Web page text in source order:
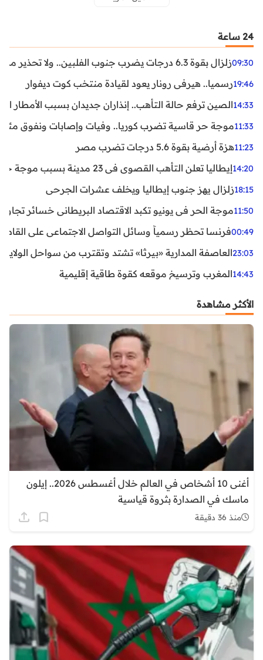
24 ساعة
09:30زلزال بقوة 6.3 درجات يضرب جنوب الفلبين.. ولا تحذير من تسونامي حتى الآن
19:46رسميا.. هيرفي رونار يعود لقيادة منتخب كوت ديفوار
14:33الصين ترفع حالة التأهب.. إنذاران جديدان بسبب الأمطار
11:33موجة حر قاسية تضرب كوريا.. وفيات وإصابات ونفوق مئات
11:23هزة أرضية بقوة 5.6 درجات تضرب مصر
14:20إيطاليا تعلن التأهب القصوى في 23 مدينة بسبب موجة حر شديدة
18:15زلزال يهز جنوب إيطاليا ويخلف عشرات الجرحى
11:50موجة الحر في يونيو تكبد الاقتصاد البريطاني خسائر تجاوزت 1.5 مليار
00:49فرنسا تحظر رسمياً وسائل التواصل الاجتماعي على القاصرين
23:03العاصفة المدارية «بيرثا» تشتد وتقترب من سواحل
14:43المغرب وترسيخ موقعه كقوة طاقية إقليمية
الأكثر مشاهدة
أغنى 10 أشخاص في العالم خلال أغسطس 2026.. إيلون
ماسك في الصدارة بثروة قياسية
منذ 36 دقيقة